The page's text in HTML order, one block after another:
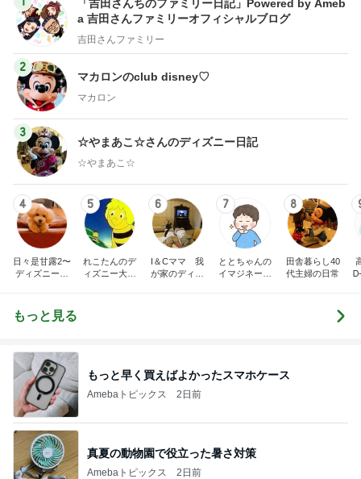
「吉田さんちのファミリー日記」Powered by Ameb
a 吉田さんファミリーオフィシャルブログ
吉田さんファミリー
2
マカロンのclub disney♡
マカロン
3
☆やまあこ☆さんのディズニー日記
☆やまあこ☆
4
日々是甘露2〜
ディズニー風
5
れこたんのデ
ィズニー大好
6
I＆Cママ 我
が家のディズ
7
ととちゃんの
イマジネーシ
8
田舎暮らし40
代主婦の日常
もっと見る
もっと早く買えばよかったスマホケース
Amebaトピックス 2日前
真夏の動物園で役立った暑さ対策
Amebaトピックス 2日前